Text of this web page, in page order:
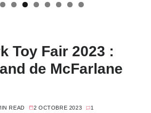
Toy Fair 2023 :
de McFarlane
READ 2 OCTOBRE 2023 1